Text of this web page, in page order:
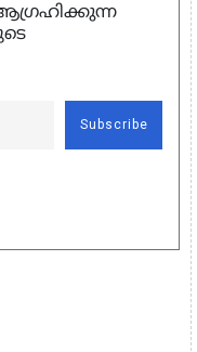
Subscribe